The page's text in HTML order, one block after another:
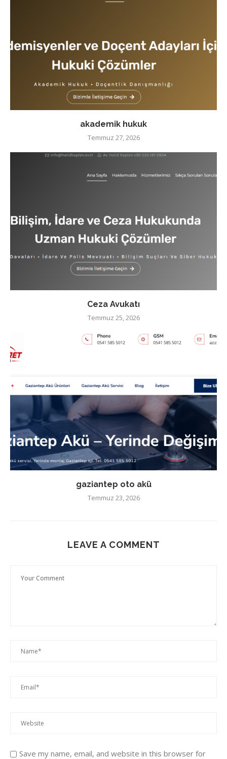
akademik hukuk
Temmuz 27, 2026
Ceza Avukatı
Temmuz 25, 2026
gaziantep oto akü
Temmuz 23, 2026
LEAVE A COMMENT
Save my name, email, and website in this browser for